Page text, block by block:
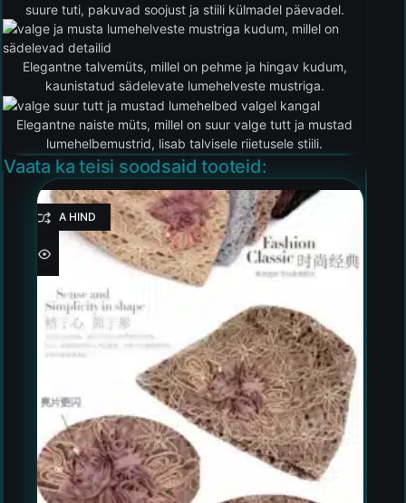
suure tuti, pakuvad soojust ja stiili külmadel päevadel.
Elegantne talvemüts, millel on pehme ja hingav kudum,
kaunistatud sädelevate lumehelveste mustriga.
Elegantne naiste müts, millel on suur valge tutt ja mustad
lumehelbemustrid, lisab talvisele riietusele stiili.
Vaata ka teisi soodsaid tooteid:
HEA HIND